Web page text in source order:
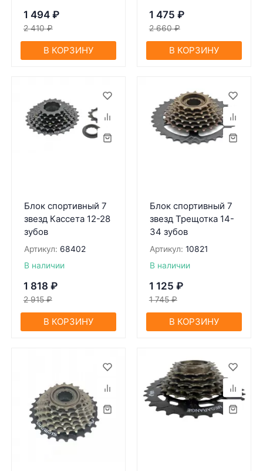
1 494 ₽
2 410 ₽
В КОРЗИНУ
1 475 ₽
2 660 ₽
В КОРЗИНУ
Блок спортивный 7
звезд Кассета 12-28
зубов
Артикул: 68402
В наличии
1 818 ₽
2 915 ₽
В КОРЗИНУ
Блок спортивный 7
звезд Трещотка 14-
34 зубов
Артикул: 10821
В наличии
1 125 ₽
1 745 ₽
В КОРЗИНУ